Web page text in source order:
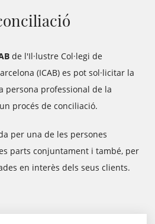
de l'Il·lustre Col·legi de
(ICAB) es pot sol·licitar la
persona professional de la
procés de conciliació.
per una de les persones
parts conjuntament i també, per
en interès dels seus clients.